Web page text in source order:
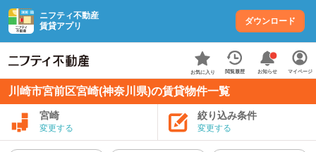
ニフティ不動産
賃貸アプリ
ダウンロード
お気に入り 閲覧履歴 お知らせ マイページ
川崎市宮前区宮崎(神奈川県)の賃貸物件一覧
宮崎
変更する
絞り込み条件
変更する